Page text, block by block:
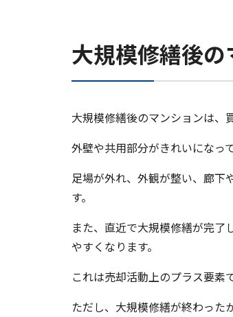
大規模修繕後
大規模修繕後のマンションは、
外壁や共用部分がきれいになっ
足場が外れ、外観が整い、廊下
す。
また、直近で大規模修繕が完
やすくなります。
これは売却活動上のプラス要素で
ただし、大規模修繕が終わった